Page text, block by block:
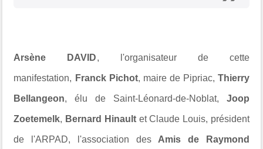
Arsène DAVID, l'organisateur de cette
manifestation, Franck Pichot, maire de Pipriac, Thierry
Bellangeon, élu de Saint-Léonard-de-Noblat, Joop
Zoetemelk, Bernard Hinault et Claude Louis, président
de l'ARPAD, l'association des Amis de Raymond